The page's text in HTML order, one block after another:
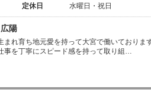
定休日 水曜日・祝日
陽
まれ育ち地元愛を持って大宮で働いておりま
事を丁寧にスピード感を持って取り組…